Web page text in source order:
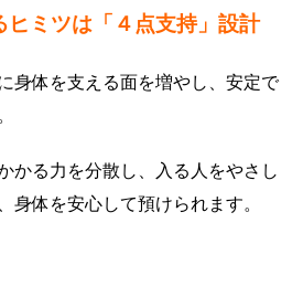
ヒミツは「４点支持」設計
身体を支える面を増やし、安定で
かる力を分散し、入る人をやさし
身体を安心して預けられます。